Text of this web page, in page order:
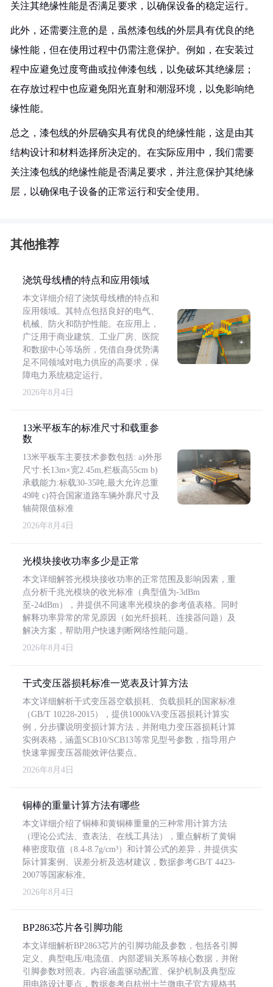
关注其绝缘性能是否满足要求，以确保设备的稳定运行。
此外，还需要注意的是，虽然漆包线的外层具有优良的绝
缘性能，但在使用过程中仍需注意保护。例如，在安装过
程中应避免过度弯曲或拉伸漆包线，以免破坏其绝缘层；
在存放过程中也应避免阳光直射和潮湿环境，以免影响绝
缘性能。
总之，漆包线的外层确实具有优良的绝缘性能，这是由其
结构设计和材料选择所决定的。在实际应用中，我们需要
关注漆包线的绝缘性能是否满足要求，并注意保护其绝缘
层，以确保电子设备的正常运行和安全使用。
其他推荐
浇筑母线槽的特点和应用领域
本文详细介绍了浇筑母线槽的特点和
应用领域。其特点包括良好的电气、
机械、防火和防护性能。在应用上，
广泛用于商业建筑、工业厂房、医院
和数据中心等场所，凭借自身优势满
足不同领域对电力供应的高要求，保
障电力系统稳定运行。
2026年8月4日
13米平板车的标准尺寸和载重参
数
13米平板车主要技术参数包括: a)外形
尺寸:长13m×宽2.45m,栏板高55cm b)
承载能力:标载30-35吨,最大允许总重
49吨 c)符合国家道路车辆外廓尺寸及
轴荷限值标准
2026年8月4日
光模块接收功率多少是正常
本文详细解答光模块接收功率的正常范围及影响因素，重
点分析千兆光模块的收光标准（典型值为-3dBm
至-24dBm），并提供不同速率光模块的参考值表格。同时
解释功率异常的常见原因（如光纤损耗、连接器问题）及
解决方案，帮助用户快速判断网络性能问题。
2026年8月4日
干式变压器损耗标准一览表及计算方法
本文详细解析干式变压器空载损耗、负载损耗的国家标准
（GB/T 10228-2015），提供1000kVA变压器损耗计算实
例，分步骤说明变损计算方法，并附电力变压器损耗计算
实例表格，涵盖SCB10/SCB13等常见型号参数，指导用户
快速掌握变压器能效评估要点。
2026年8月4日
铜棒的重量计算方法有哪些
本文详细介绍了铜棒和黄铜棒重量的三种常用计算方法
（理论公式法、查表法、在线工具法），重点解析了黄铜
棒密度取值（8.4-8.7g/cm³）和计算公式的差异，并提供实
际计算案例、误差分析及选材建议，数据参考GB/T 4423-
2007等国家标准。
2026年8月4日
BP2863芯片各引脚功能
本文详细解析BP2863芯片的引脚功能及参数，包括各引脚
定义、典型电压/电流值、内部逻辑关系等核心数据，并附
引脚参数对照表。内容涵盖驱动配置、保护机制及典型应
用电路设计要点，数据参考自杭州士兰微电子官方规格书